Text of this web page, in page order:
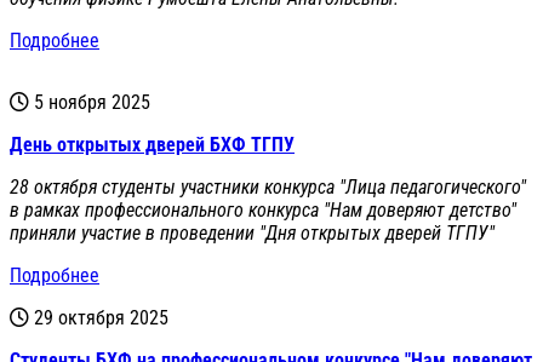
Подробнее
5 ноября 2025
День открытых дверей БХФ ТГПУ
28 октября студенты участники конкурса "Лица педагогического"
в рамках профессионального конкурса "Нам доверяют детство"
приняли участие в проведении "Дня открытых дверей ТГПУ"
Подробнее
29 октября 2025